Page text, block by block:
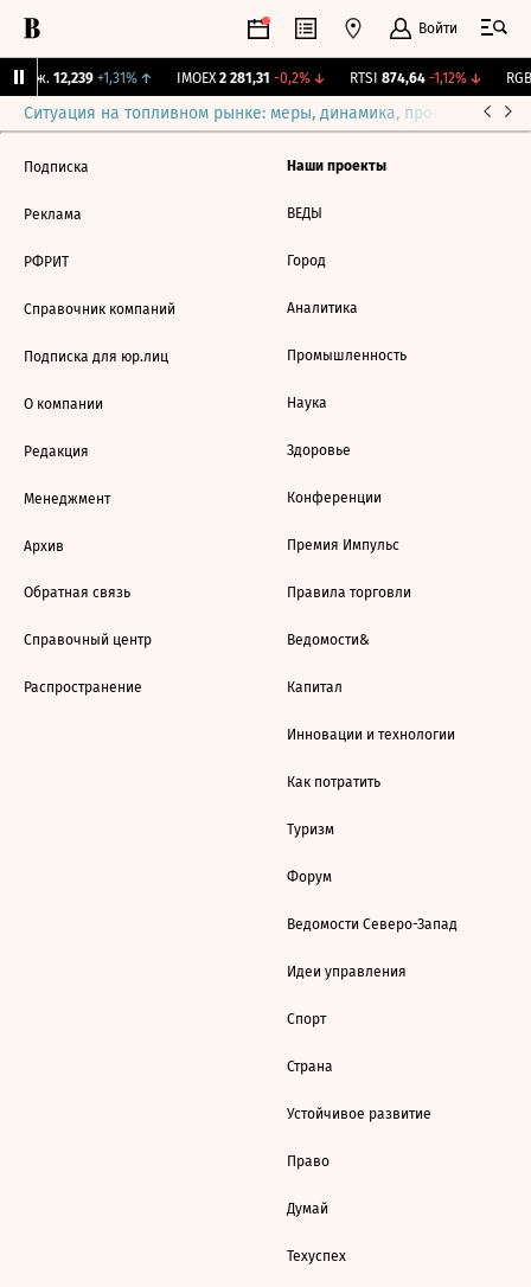
Войти
Бирж. 12,239 +1,31%↑ IMOEX 2 281,31 -0,2%↓ RTSI 874,64 -1,12%↓ RGBI
Ситуация на топливном рынке: меры, динамика, прогнозы
Подписка
Реклама
РФРИТ
Справочник компаний
Подписка для юр.лиц
О компании
Редакция
Менеджмент
Архив
Обратная связь
Справочный центр
Распространение
Наши проекты
ВЕДЫ
Город
Аналитика
Промышленность
Наука
Здоровье
Конференции
Премия Импульс
Правила торговли
Ведомости&
Капитал
Инновации и технологии
Как потратить
Туризм
Форум
Ведомости Северо-Запад
Идеи управления
Спорт
Страна
Устойчивое развитие
Право
Думай
Техуспех